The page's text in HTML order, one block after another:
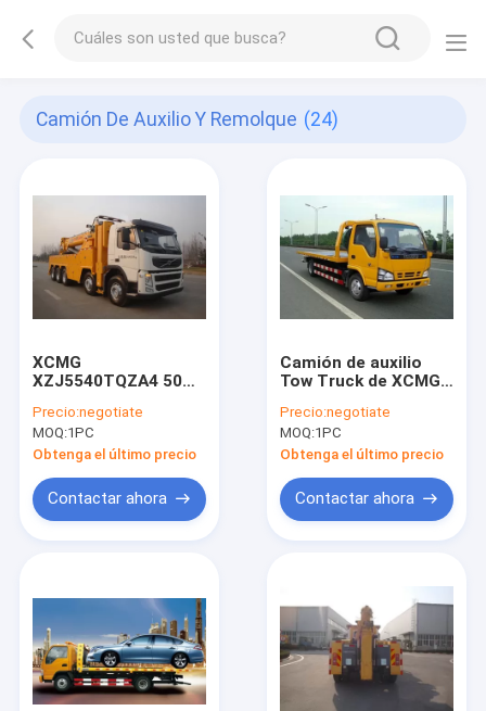
Camión De Auxilio Y Remolque (24)
XCMG
XZJ5540TQZA4 50
camión de auxilio
Precio:negotiate
MOQ:1PC
Obtenga el último precio
Contactar ahora
Camión de auxilio
Tow Truck de XCMG
Precio:negotiate
MOQ:1PC
Obtenga el último precio
Contactar ahora